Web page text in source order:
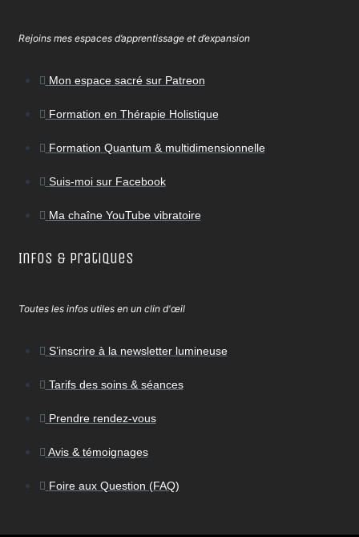
Rejoins mes espaces d’apprentissage et d’expansion
Mon espace sacré sur Patreon
Formation en Thérapie Holistique
Formation Quantum & multidimensionnelle
Suis-moi sur Facebook
Ma chaîne YouTube vibratoire
Infos & Pratiques
Toutes les infos utiles en un clin d'œil
S’inscrire à la newsletter lumineuse
Tarifs des soins & séances
Prendre rendez-vous
Avis & témoignages
Foire aux Question (FAQ)